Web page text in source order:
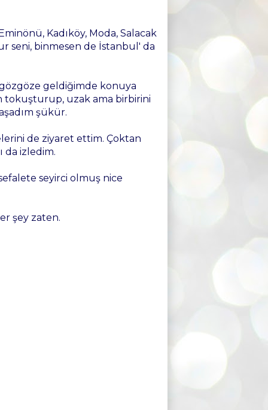
Kadıköy, Moda, Salacak
seni, binmesen de İstanbul' da
geldiğimde konuya
tokuşturup, uzak ama birbirini
şükür.
de ziyaret ettim. Çoktan
da izledim.
seyirci olmuş nice
şey zaten.